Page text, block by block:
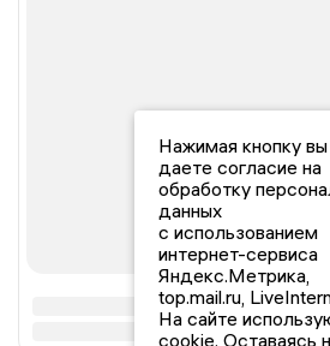
Нажимая кнопку вы
даете согласие на
обработку
данных
с использованием
интернет-сервиса
Яндекс.Метрика,
top.mail.ru,
На сайте
cookie. Оставаясь